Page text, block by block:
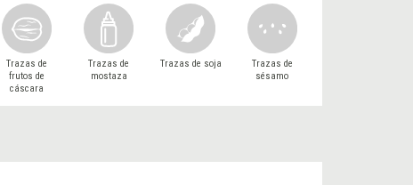
Trazas de
frutos de
cáscara
Trazas de
mostaza
Trazas de soja
Trazas de
sésamo